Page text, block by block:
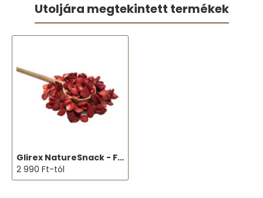
Utoljára megtekintett termékek
Glirex NatureSnack - Földi eper
2 990 Ft-tól